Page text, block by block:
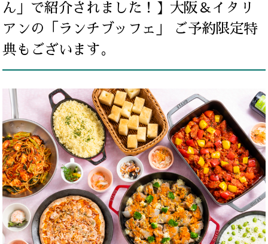
ん」で紹介されました！】大阪＆イタリ
アンの「ランチブッフェ」 ご予約限定特
典もございます。